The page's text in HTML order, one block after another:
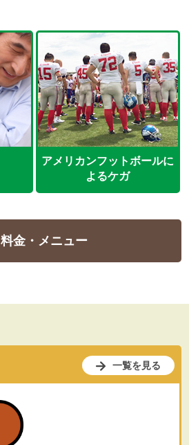
アメリカンフットボールに
よるケガ
料金・メニュー
一覧を見る